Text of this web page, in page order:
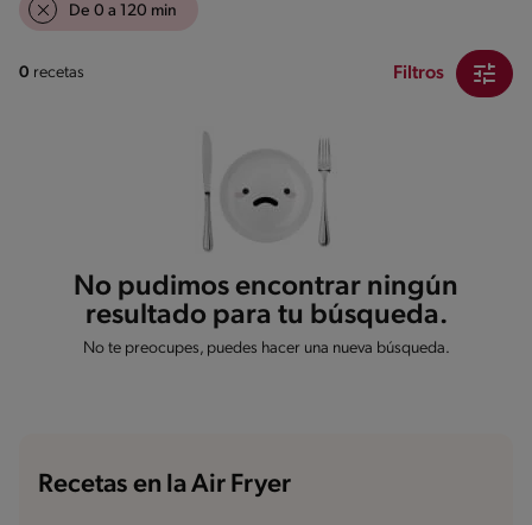
De 0 a 120 min
0 recetas Filtros
No pudimos encontrar ningún
resultado para tu búsqueda.
No te preocupes, puedes hacer una nueva búsqueda.
Recetas en la Air Fryer